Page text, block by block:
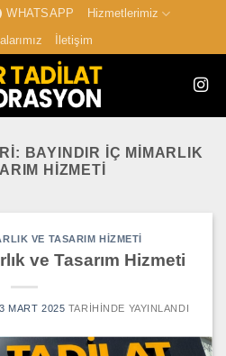
WHATSAPP
Hizmetlerimiz
İletişim
BAYINDIR İÇ MIMARLIK
HIZMETI
VE TASARIM HIZMETI
ve Tasarım Hizmeti
MART 2025 TARIHINDE YAYINLANDI